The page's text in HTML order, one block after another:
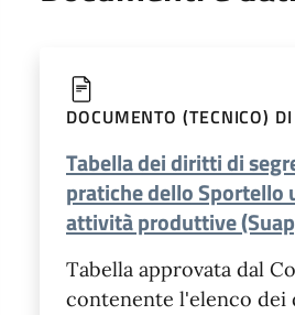
DOCUMENTO (TECNICO)
Tabella dei diritti di
pratiche dello Sportello
attività produttive
Tabella approvata dal
contenente l'elenco